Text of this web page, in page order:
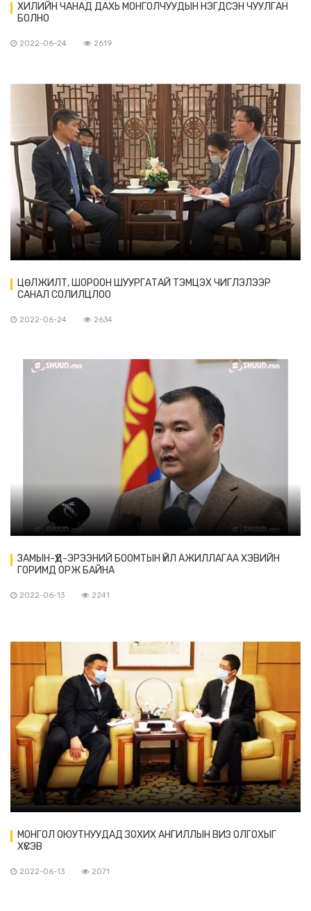
ХИЛИЙН ЧАНАД ДАХЬ МОНГОЛЧУУДЫН НЭГДСЭН ЧУУЛГАН
БОЛНО
2022-06-24 2619
ЦӨЛЖИЛТ, ШОРООН ШУУРГАТАЙ ТЭМЦЭХ ЧИГЛЭЛЭЭР
САНАЛ СОЛИЛЦЛОО
2022-06-24 2634
ЗАМЫН-ҮҮД-ЭРЭЭНИЙ БООМТЫН ҮЙЛ АЖИЛЛАГАА ХЭВИЙН
ГОРИМД ОРЖ БАЙНА
2022-06-13 2241
МОНГОЛ ОЮУТНУУДАД ЗОХИХ АНГИЛЛЫН ВИЗ ОЛГОХЫГ
ХҮСЭВ
2022-06-13 2071